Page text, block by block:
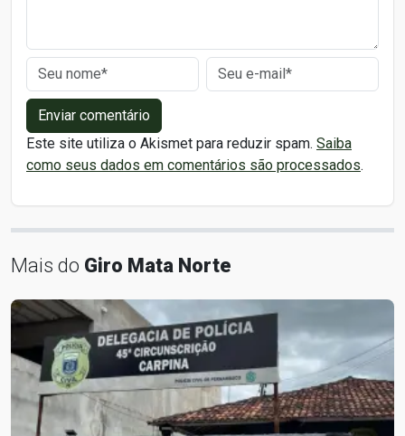
Enviar comentário
Este site utiliza o Akismet para reduzir spam. Saiba
como seus dados em comentários são processados.
Mais do Giro Mata Norte